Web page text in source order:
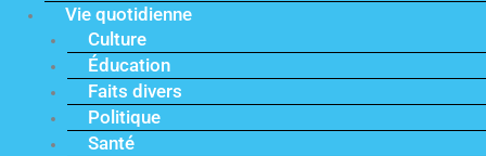
Vie quotidienne
Culture
Éducation
Faits divers
Politique
Santé